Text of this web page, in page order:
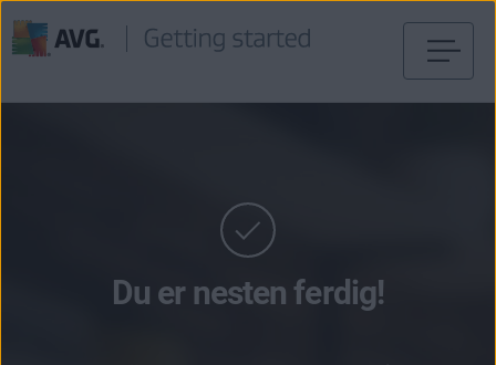
Du er nesten ferdig!